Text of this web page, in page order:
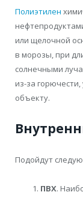
Полиэтилен
или щелочной
в морозы, при
солнечными
из-за
объекту.
Подойдут
ПВХ.